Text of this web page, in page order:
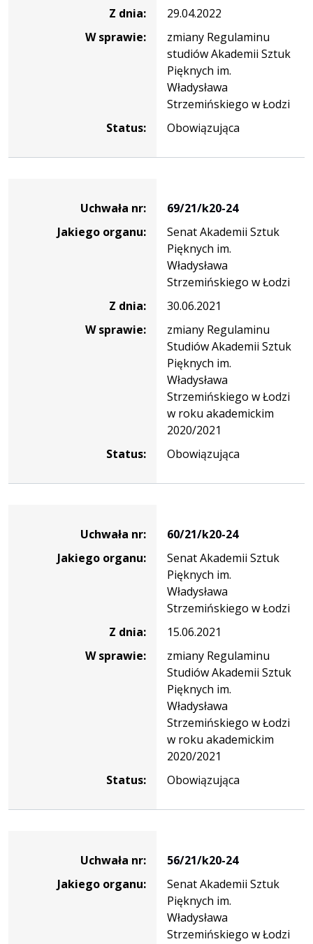
Z dnia:
29.04.2022
W sprawie:
zmiany Regulaminu
studiów Akademii Sztuk
Pięknych im.
Władysława
Strzemińskiego w Łodzi
Status:
Obowiązująca
69/21/k20-
Uchwała nr:
69/21/k20-24
Jakiego organu:
Senat Akademii Sztuk
Pięknych im.
Władysława
Strzemińskiego w Łodzi
Z dnia:
30.06.2021
W sprawie:
zmiany Regulaminu
Studiów Akademii Sztuk
Pięknych im.
Władysława
Strzemińskiego w Łodzi
w roku akademickim
2020/2021
Status:
Obowiązująca
60/21/k20-
Uchwała nr:
60/21/k20-24
Jakiego organu:
Senat Akademii Sztuk
Pięknych im.
Władysława
Strzemińskiego w Łodzi
Z dnia:
15.06.2021
W sprawie:
zmiany Regulaminu
Studiów Akademii Sztuk
Pięknych im.
Władysława
Strzemińskiego w Łodzi
w roku akademickim
2020/2021
Status:
Obowiązująca
56/21/k20-
Uchwała nr:
56/21/k20-24
Jakiego organu:
Senat Akademii Sztuk
Pięknych im.
Władysława
Strzemińskiego w Łodzi